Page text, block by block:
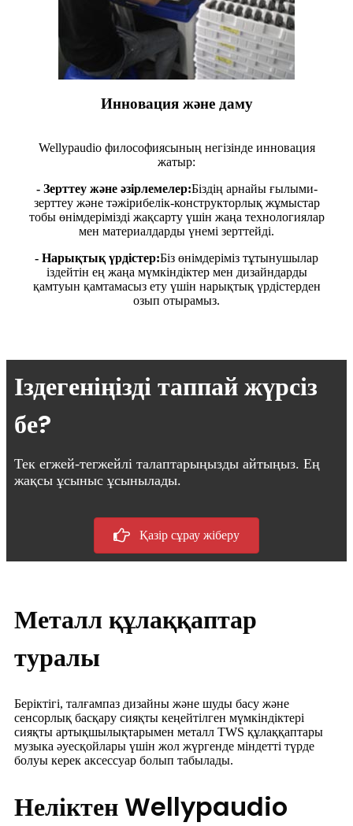
Инновация және даму
Wellypaudio философиясының негізінде инновация
жатыр:
- Зерттеу және әзірлемелер:Біздің арнайы ғылыми-
зерттеу және тәжірибелік-конструкторлық жұмыстар
тобы өнімдерімізді жақсарту үшін жаңа технологиялар
мен материалдарды үнемі зерттейді.
- Нарықтық үрдістер:Біз өнімдеріміз тұтынушылар
іздейтін ең жаңа мүмкіндіктер мен дизайндарды
қамтуын қамтамасыз ету үшін нарықтық үрдістерден
озып отырамыз.
Іздегеніңізді таппай жүрсіз
бе?
Тек егжей-тегжейлі талаптарыңызды айтыңыз. Ең
жақсы ұсыныс ұсынылады.
Қазір сұрау жіберу
Металл құлаққаптар
туралы
Беріктігі, талғампаз дизайны және шуды басу және
сенсорлық басқару сияқты кеңейтілген мүмкіндіктері
сияқты артықшылықтарымен металл TWS құлаққаптары
музыка әуесқойлары үшін жол жүргенде міндетті түрде
болуы керек аксессуар болып табылады.
Неліктен Wellypaudio